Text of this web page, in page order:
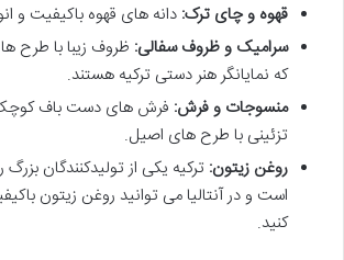
قهوه و چای ترک: دانه های قهوه باکیفیت و
سرامیک و ظروف سفالی: ظروف زیبا با طرح
که نمایانگر هنر دستی ترکیه هستند.
منسوجات و فرش: فرش های دست باف
تزئینی با طرح های اصیل.
روغن زیتون: ترکیه یکی از تولیدکنندگان
است و در آنتالیا می توانید روغن زیتون
کنید.